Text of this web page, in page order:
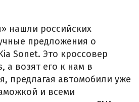
нашли российских
предложения о
Sonet. Это кроссовер
а возят его к нам в
предлагая автомобили уже
и всеми